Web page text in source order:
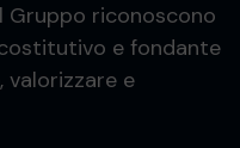
Gruppo riconoscono
e fondante
valorizzare e